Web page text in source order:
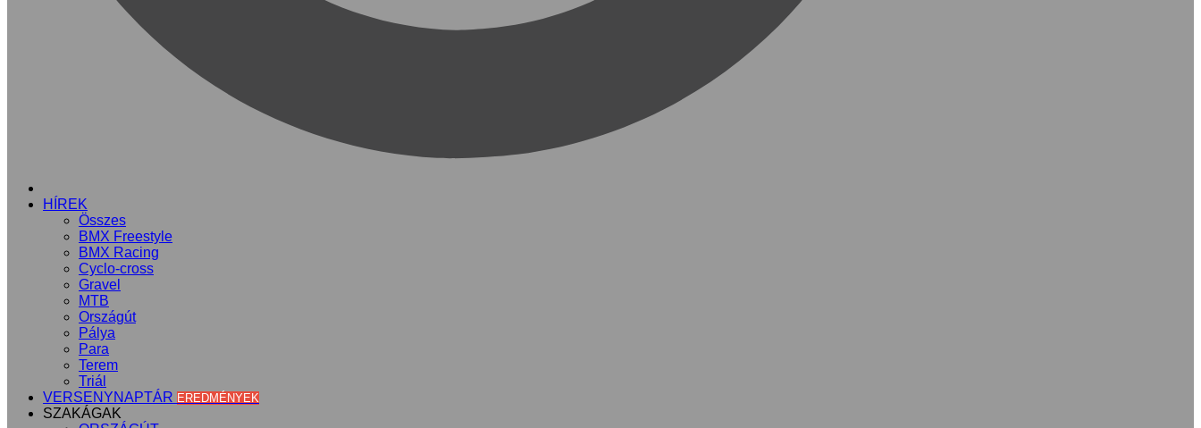
HÍREK
Összes
BMX Freestyle
BMX Racing
Cyclo-cross
Gravel
MTB
Országút
Pálya
Para
Terem
Triál
VERSENYNAPTÁR EREDMÉNYEK
SZAKÁGAK